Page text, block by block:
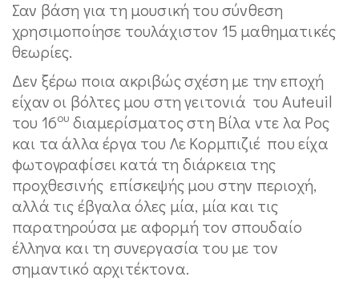
Σαν βάση για τη μουσική του σύνθεση
χρησιμοποίησε τουλάχιστον 15 μαθηματικές
θεωρίες.
Δεν ξέρω ποια ακριβώς σχέση με την εποχή
είχαν οι βόλτες μου στη γειτονιά του Auteuil
του 16ου διαμερίσματος στη Βίλα ντε λα Ρος
και τα άλλα έργα του Λε Κορμπιζιέ που είχα
φωτογραφίσει κατά τη διάρκεια της
προχθεσινής επίσκεψής μου στην περιοχή,
αλλά τις έβγαλα όλες μία, μία και τις
παρατηρούσα με αφορμή τον σπουδαίο
έλληνα και τη συνεργασία του με τον
σημαντικό αρχιτέκτονα.